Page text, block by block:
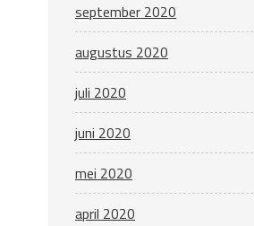
september 2020
augustus 2020
juli 2020
juni 2020
mei 2020
april 2020